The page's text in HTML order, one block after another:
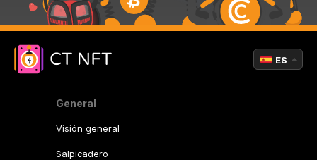
General
Visión general
Salpicadero
ES